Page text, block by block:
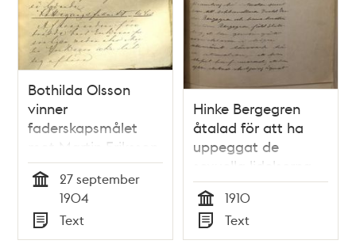
Bothilda Olsson
vinner
faderskapsmålet
mot Martin Eriksson
27 september
1904
Typ
Text
Hinke Bergegren
åtalad för att ha
uppeggat de
sexuella lidelserna -
hela
rättegångsmaterialet
1910
Tid
1910
Typ
Text